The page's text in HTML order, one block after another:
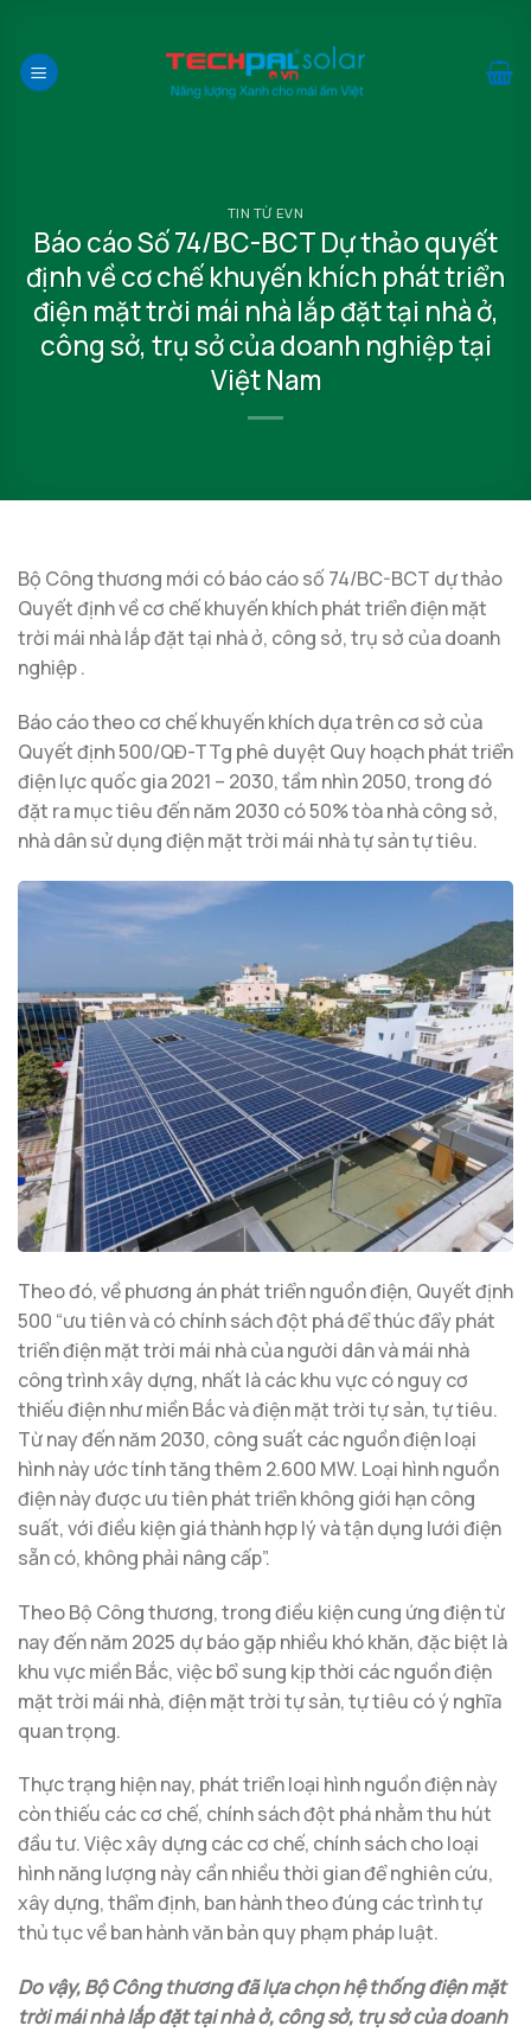
nội
TIN TỪ EVN
Báo cáo Số 74/BC-BCT Dự thảo quyết
định về cơ chế khuyến khích phát triển
điện mặt trời mái nhà lắp đặt tại nhà ở,
công sở, trụ sở của doanh nghiệp tại
Việt Nam
Bộ Công thương mới có báo cáo số 74/BC-BCT dự thảo
Quyết định về cơ chế khuyến khích phát triển điện mặt
trời mái nhà lắp đặt tại nhà ở, công sở, trụ sở của doanh
nghiệp .
Báo cáo theo cơ chế khuyến khích dựa trên cơ sở của
Quyết định 500/QĐ-TTg phê duyệt Quy hoạch phát triển
điện lực quốc gia 2021 – 2030, tầm nhìn 2050, trong đó
đặt ra mục tiêu đến năm 2030 có 50% tòa nhà công sở,
nhà dân sử dụng điện mặt trời mái nhà tự sản tự tiêu.
Theo đó, về phương án phát triển nguồn điện, Quyết định
500 “ưu tiên và có chính sách đột phá để thúc đẩy phát
triển điện mặt trời mái nhà của người dân và mái nhà
công trình xây dựng, nhất là các khu vực có nguy cơ
thiếu điện như miền Bắc và điện mặt trời tự sản, tự tiêu.
Từ nay đến năm 2030, công suất các nguồn điện loại
hình này ước tính tăng thêm 2.600 MW. Loại hình nguồn
điện này được ưu tiên phát triển không giới hạn công
suất, với điều kiện giá thành hợp lý và tận dụng lưới điện
sẵn có, không phải nâng cấp”.
Theo Bộ Công thương, trong điều kiện cung ứng điện từ
nay đến năm 2025 dự báo gặp nhiều khó khăn, đặc biệt là
khu vực miền Bắc, việc bổ sung kịp thời các nguồn điện
mặt trời mái nhà, điện mặt trời tự sản, tự tiêu có ý nghĩa
quan trọng.
Thực trạng hiện nay, phát triển loại hình nguồn điện này
còn thiếu các cơ chế, chính sách đột phá nhằm thu hút
đầu tư. Việc xây dựng các cơ chế, chính sách cho loại
hình năng lượng này cần nhiều thời gian để nghiên cứu,
xây dựng, thẩm định, ban hành theo đúng các trình tự
thủ tục về ban hành văn bản quy phạm pháp luật.
Do vậy, Bộ Công thương đã lựa chọn hệ thống điện mặt
trời mái nhà lắp đặt tại nhà ở, công sở, trụ sở của doanh